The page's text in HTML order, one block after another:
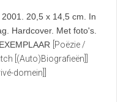
20,5 x 14,5 cm. In
Hardcover. Met foto's.
[Poëzie /
[(Auto)Biografieën]]
domein]]